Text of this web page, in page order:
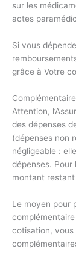
sur les
actes
Si vous
grâce à Votre
Attention,
des dépenses
(dépenses non
négligeable :
dépenses. Pour
montant
Le moyen pour
cotisation, vous